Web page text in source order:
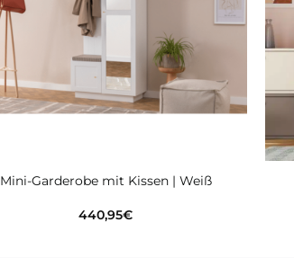
Mini-Garderobe mit Kissen | Weiß
440,95€